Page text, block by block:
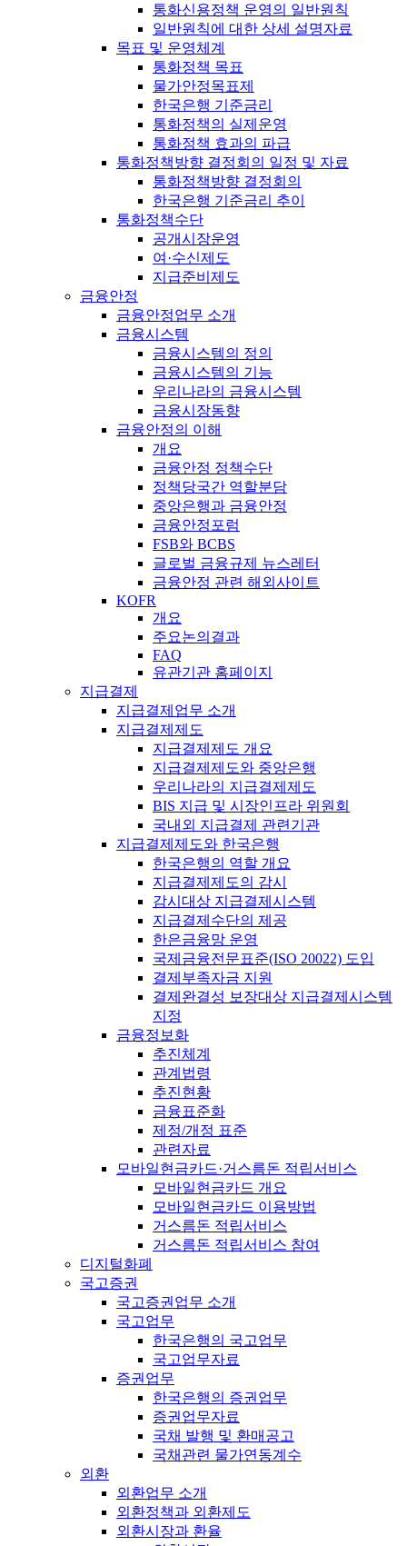
통화신용정책 운영의 일반원칙
일반원칙에 대한 상세 설명자료
목표 및 운영체계
통화정책 목표
물가안정목표제
한국은행 기준금리
통화정책의 실제운영
통화정책 효과의 파급
통화정책방향 결정회의 일정 및 자료
통화정책방향 결정회의
한국은행 기준금리 추이
통화정책수단
공개시장운영
여·수신제도
지급준비제도
금융안정
금융안정업무 소개
금융시스템
금융시스템의 정의
금융시스템의 기능
우리나라의 금융시스템
금융시장동향
금융안정의 이해
개요
금융안정 정책수단
정책당국간 역할분담
중앙은행과 금융안정
금융안정포럼
FSB와 BCBS
글로벌 금융규제 뉴스레터
금융안정 관련 해외사이트
KOFR
개요
주요논의결과
FAQ
유관기관 홈페이지
지급결제
지급결제업무 소개
지급결제제도
지급결제제도 개요
지급결제제도와 중앙은행
우리나라의 지급결제제도
BIS 지급 및 시장인프라 위원회
국내외 지급결제 관련기관
지급결제제도와 한국은행
한국은행의 역할 개요
지급결제제도의 감시
감시대상 지급결제시스템
지급결제수단의 제공
한은금융망 운영
국제금융전문표준(ISO 20022) 도입
결제부족자금 지원
결제완결성 보장대상 지급결제시스템
지정
금융정보화
추진체계
관계법령
추진현황
금융표준화
제정/개정 표준
관련자료
모바일현금카드·거스름돈 적립서비스
모바일현금카드 개요
모바일현금카드 이용방법
거스름돈 적립서비스
거스름돈 적립서비스 참여
디지털화폐
국고증권
국고증권업무 소개
국고업무
한국은행의 국고업무
국고업무자료
증권업무
한국은행의 증권업무
증권업무자료
국채 발행 및 환매공고
국채관련 물가연동계수
외환
외환업무 소개
외환정책과 외환제도
외환시장과 환율